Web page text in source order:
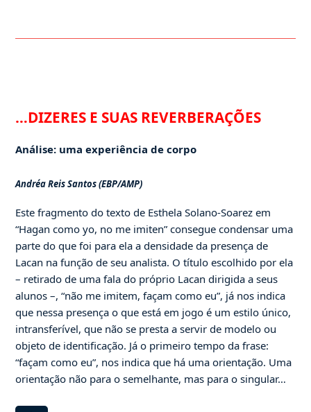
…DIZERES E SUAS REVERBERAÇÕES
Análise: uma experiência de corpo
Andréa Reis Santos (EBP/AMP)
Este fragmento do texto de Esthela Solano-Soarez em
“Hagan como yo, no me imiten” consegue condensar uma
parte do que foi para ela a densidade da presença de
Lacan na função de seu analista. O título escolhido por ela
– retirado de uma fala do próprio Lacan dirigida a seus
alunos –, “não me imitem, façam como eu”, já nos indica
que nessa presença o que está em jogo é um estilo único,
intransferível, que não se presta a servir de modelo ou
objeto de identificação. Já o primeiro tempo da frase:
“façam como eu”, nos indica que há uma orientação. Uma
orientação não para o semelhante, mas para o singular…